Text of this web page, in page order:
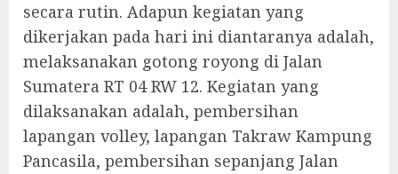
secara rutin. Adapun kegiatan yang
dikerjakan pada hari ini diantaranya adalah,
melaksanakan gotong royong di Jalan
Sumatera RT 04 RW 12. Kegiatan yang
dilaksanakan adalah, pembersihan
lapangan volley, lapangan Takraw Kampung
Pancasila, pembersihan sepanjang Jalan